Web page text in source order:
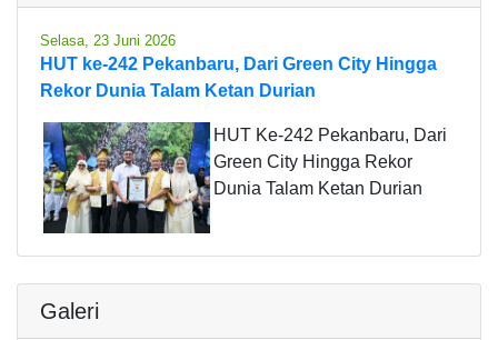
Selasa, 23 Juni 2026
HUT ke-242 Pekanbaru, Dari Green City Hingga
Rekor Dunia Talam Ketan Durian
HUT Ke-242 Pekanbaru, Dari
Green City Hingga Rekor
Dunia Talam Ketan Durian
Galeri